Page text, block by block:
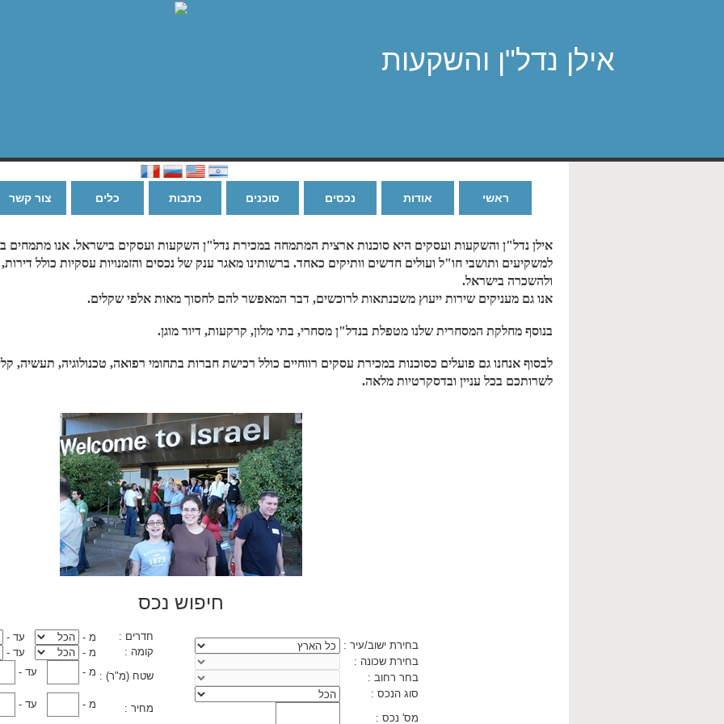
אילן נדל"ן והשקעות
ראשי אודות נכסים סוכנים כתבות כלים צור קשר
אילן נדל"ן והשקעות ועסקים היא סוכנות ארצית המתמחה במכירת נדל"ן השקעות ועסקים בישראל. אנו מתמחים
למשקיעים ותושבי חו"ל ועולים חדשים וותיקים כאחד. ברשותינו מאגר ענק של נכסים והזמנויות עסקיות כולל
ולהשכרה בישראל.
אנו גם מעניקים שירות ייעוץ משכנתאות לרוכשים, דבר המאפשר להם לחסוך מאות אלפי שקלים.
בנוסף מחלקת המסחרית שלנו מטפלת בנדל"ן מסחרי, בתי מלון, קרקעות, דיור מוגן.
לבסוף אנחנו גם פועלים כסוכנות במכירת עסקים רווחיים כולל רכישת חברות בתחומי רפואה, טכנולוגיה, תעשיה,
לשרותכם בכל עניין ובדסקרטיות מלאה.
חיפוש נכס
בחירת ישוב/עיר :
בחירת שכונה :
בחר רחוב :
סוג הנכס :
מס' נכס :
חדרים : מ -
עד -
קומה :
מ -
עד -
שטח (מ"ר) : מ - עד -
מחיר : מ - עד -